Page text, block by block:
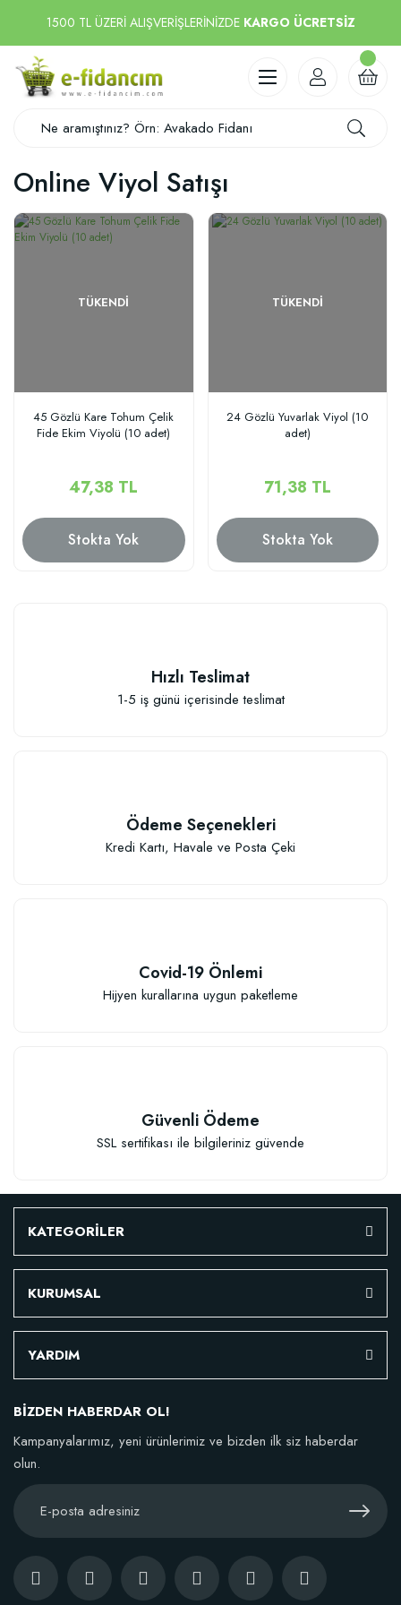
1500 TL ÜZERİ ALIŞVERİŞLERİNİZDE KARGO ÜCRETSİZ
Online Viyol Satışı
TÜKENDI
45 Gözlü Kare Tohum Çelik
Fide Ekim Viyolü (10 adet)
47,38 TL
Stokta Yok
TÜKENDI
24 Gözlü Yuvarlak Viyol (10
adet)
71,38 TL
Stokta Yok
Hızlı Teslimat
1-5 iş günü içerisinde teslimat
Ödeme Seçenekleri
Kredi Kartı, Havale ve Posta Çeki
Covid-19 Önlemi
Hijyen kurallarına uygun paketleme
Güvenli Ödeme
SSL sertifikası ile bilgileriniz güvende
KATEGORİLER
KURUMSAL
YARDIM
BİZDEN HABERDAR OL!
Kampanyalarımız, yeni ürünlerimiz ve bizden ilk siz haberdar
olun.